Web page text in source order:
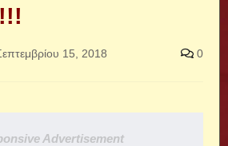
15, 2018 0
Advertisement